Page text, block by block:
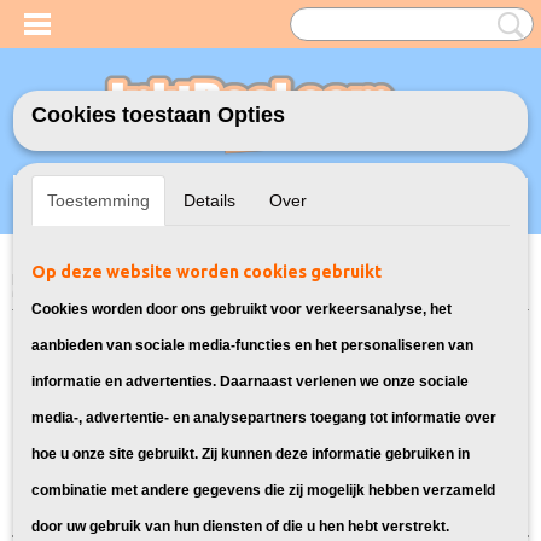
Inloggen Registreren
UW WINKELWAGEN
Home>Toners>FX-10 Toner voor Canon > Toner voor Canon I-Sensys
Toners die geschikt zijn voor de
Canon I-Sensys MF4330D:
Cookies toestaan Opties
Toestemming Details Over
Op deze website worden cookies gebruikt
Cookies worden door ons gebruikt voor verkeersanalyse, het
aanbieden van sociale media-functies en het personaliseren van
informatie en advertenties. Daarnaast verlenen we onze sociale
media-, advertentie- en analysepartners toegang tot informatie over
hoe u onze site gebruikt. Zij kunnen deze informatie gebruiken in
combinatie met andere gegevens die zij mogelijk hebben verzameld
door uw gebruik van hun diensten of die u hen hebt verstrekt.